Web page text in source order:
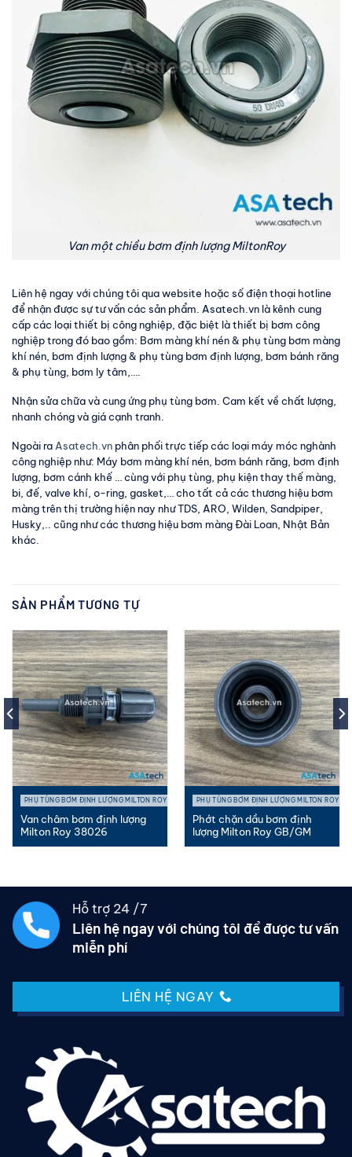
Van một chiều bơm định lượng MiltonRoy
Liên hệ ngay với chúng tôi qua website hoặc số điện thoại hotline
để nhận được sự tư vấn các sản phẩm. Asatech.vn là kênh cung
cấp các loại thiết bị công nghiệp, đặc biệt là thiết bị bơm công
nghiệp trong đó bao gồm: Bơm màng khí nén & phụ tùng bơm màng
khí nén, bơm định lượng & phụ tùng bơm định lượng, bơm bánh răng
& phụ tùng, bơm ly tâm,….
Nhận sửa chữa và cung ứng phụ tùng bơm. Cam kết về chất lượng,
nhanh chóng và giá cạnh tranh.
Ngoài ra Asatech.vn phân phối trực tiếp các loại máy móc nghành
công nghiệp như: Máy bơm màng khí nén, bơm bánh răng, bơm định
lượng, bơm cánh khế … cùng với phụ tùng, phụ kiện thay thế màng,
bi, đế, valve khí, o-ring, gasket,… cho tất cả các thương hiệu bơm
màng trên thị trường hiện nay như TDS, ARO, Wilden, Sandpiper,
Husky,.. cũng như các thương hiệu bơm màng Đài Loan, Nhật Bản
khác.
SẢN PHẨM TƯƠNG TỰ
PHỤ TÙNG BƠM ĐỊNH LƯỢNG MILTON ROY
Van châm bơm định lượng
Milton Roy 38026
PHỤ TÙNG BƠM ĐỊNH LƯỢNG MILTON ROY
Phớt chặn dầu bơm định
lượng Milton Roy GB/GM
Hỗ trợ 24 /7
Liên hệ ngay với chúng tôi để được tư vấn
miễn phí
LIÊN HỆ NGAY